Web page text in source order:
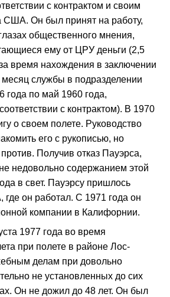
с контрактом и своим
США. Он был принят на работу,
общественного мнения,
ему от ЦРУ деньги (2,5
время нахождения в заключении
месяц службы в подразделении
года по май 1960 года,
с контрактом). В 1970
о своем полете. Руководство
его с рукописью, но
Получив отказ Пауэрса,
недовольно содержанием этой
в свет. Пауэрсу пришлось
он работал. С 1971 года он
компании в Калифорнии.
1977 года во время
при полете в районе Лос-
делам при довольно
не установленных до сих
Он не дожил до 48 лет. Он был